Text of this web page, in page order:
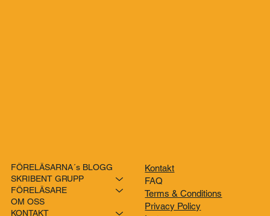
FÖRELÄSARNA´s BLOGG
SKRIBENT GRUPP
Kontakt
FAQ